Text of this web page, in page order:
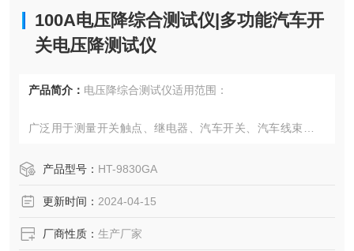
100A电压降综合测试仪|多功能汽车开
关电压降测试仪
产品简介： 电压降综合测试仪适用范围：
广泛用于测量开关触点、继电器、汽车开关、汽车线束、压
类似接线口的电压降等相关产品之接触电压降或负载测量
产品型号： HT-9830GA
更新时间： 2024-04-15
厂商性质： 生产厂家